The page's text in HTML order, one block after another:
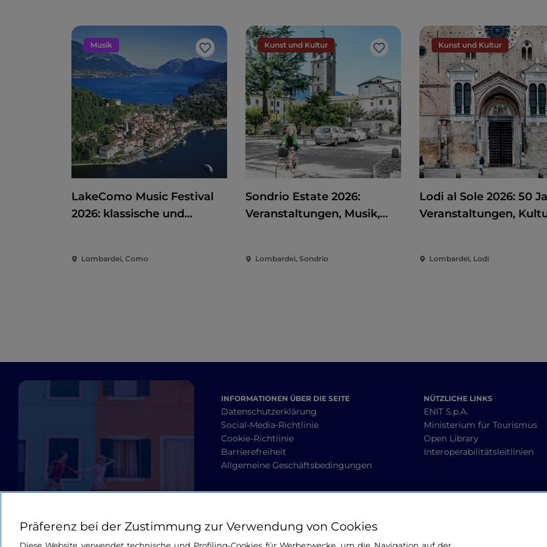
Musik
Like
LakeComo Music Festival
2026: klassische und
am Comer See
Lombardei, Como
Kunst und Kultur
Like
Sondrio Estate 2026:
Veranstaltungen, Musik,
Lombardei, Sondrio
Kunst und Kultur
Lodi al Sole 2026: 50
Veranstaltungen,
Lombardei, Lodi
INFORMATIONEN ÜBER DIE SEITE
Datenschutzerklärung
Social-Media-Richtlinie
Cookie-Richtlinie
Barrierefreiheit
Allgemeine Geschäftsbedingungen
NÜTZLICHE LINKS
ENIT S.p.A.
Ministerium für Tourismus
Open Library
Interoperabilitätsleitlinien
Präferenz bei der Zustimmung zur Verwendung von Cookies